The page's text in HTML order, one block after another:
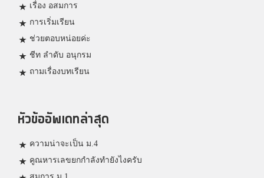
เรื่อง อสมการ
การเริ่มเรียน
ช่วยตอบหน่อยค่ะ
ชีท ลำดับ อนุกรม
ถามเรื่องบทเรียน
หัวข้ออัพเดทล่าสุด
ความน่าจะเป็น ม.4
คูณหารเลขยกกำลังทำยังไงครับ